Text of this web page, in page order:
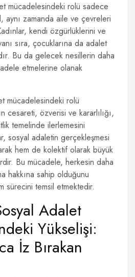
mücadelesindeki rolü sadece
aynı zamanda aile ve çevreleri
kendi özgürlüklerini ve
sıra, çocuklarına da adalet
Bu da gelecek nesillerin daha
etmelerine olanak
mücadelesindeki rolü
cesareti, özverisi ve kararlılığı,
temelinde ilerlemesini
sosyal adaletin gerçekleşmesi
hem de kolektif olarak büyük
Bu mücadele, herkesin daha
hakkına sahip olduğunu
sürecini temsil etmektedir.
Adalet
Yükselişi:
İz Bırakan